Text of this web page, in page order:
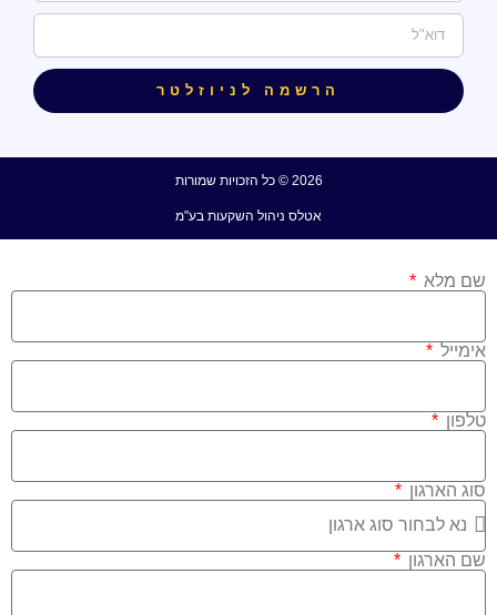
הרשמה לניוזלטר
2026 © כל הזכויות שמורות
אטלס ניהול השקעות בע"מ
שם מלא
אימייל
טלפון
סוג הארגון
שם הארגון